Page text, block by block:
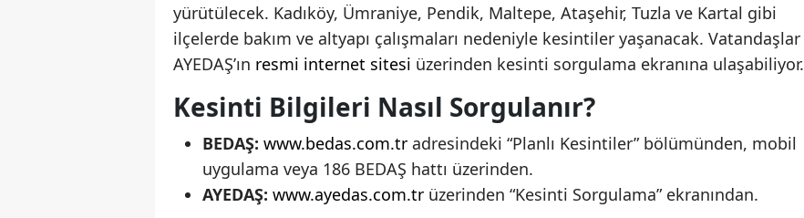
yürütülecek. Kadıköy, Ümraniye, Pendik, Maltepe, Ataşehir, Tuzla ve Kartal gibi
ilçelerde bakım ve altyapı çalışmaları nedeniyle kesintiler yaşanacak. Vatandaşlar
AYEDAŞ’ın resmi internet sitesi üzerinden kesinti sorgulama ekranına ulaşabiliyor.
Kesinti Bilgileri Nasıl Sorgulanır?
BEDAŞ: www.bedas.com.tr adresindeki “Planlı Kesintiler” bölümünden, mobil
uygulama veya 186 BEDAŞ hattı üzerinden.
AYEDAŞ: www.ayedas.com.tr üzerinden “Kesinti Sorgulama” ekranından.